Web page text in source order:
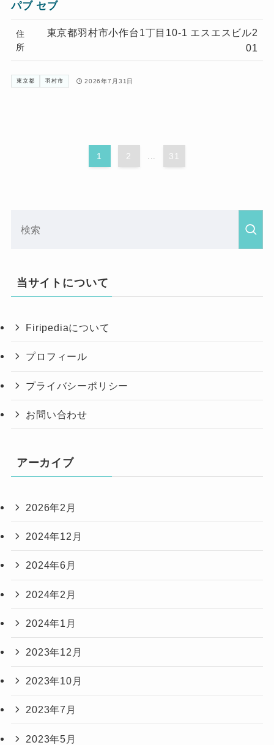
パブ セブ
住
所
東京都羽村市小作台1丁目10-1 エスエスビル2
01
東京都 羽村市 2026年7月31日
1 2 31
当サイトについて
Firipediaについて
プロフィール
プライバシーポリシー
お問い合わせ
アーカイブ
2026年2月
2024年12月
2024年6月
2024年2月
2024年1月
2023年12月
2023年10月
2023年7月
2023年5月